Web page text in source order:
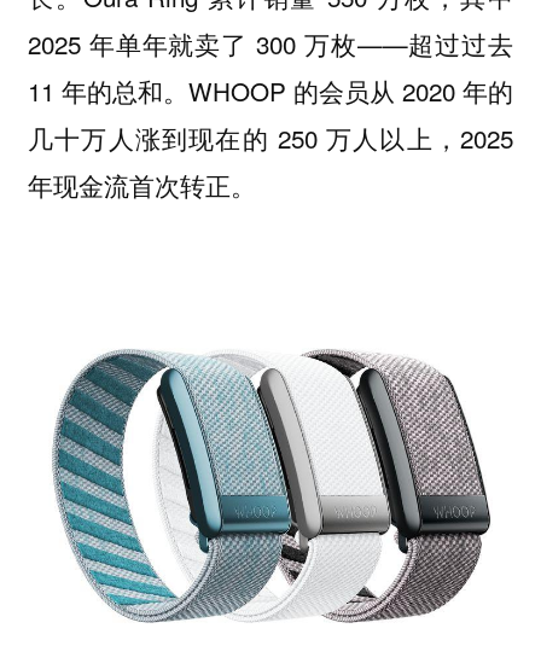
2025 年单年就卖了 300 万枚——超过过去
11 年的总和。WHOOP 的会员从 2020 年的
几十万人涨到现在的 250 万人以上，2025
年现金流首次转正。